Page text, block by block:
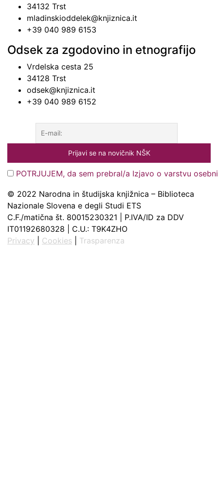
34132 Trst
mladinskioddelek@knjiznica.it
+39 040 989 6153
Odsek za zgodovino in etnografijo
Vrdelska cesta 25
34128 Trst
odsek@knjiznica.it
+39 040 989 6152
POTRJUJEM, da sem prebral/a Izjavo o varstvu
© 2022 Narodna in študijska knjižnica – Biblioteca
Nazionale Slovena e degli Studi ETS
C.F./matična št. 80015230321 | P.IVA/ID za DDV
IT01192680328 | C.U.: T9K4ZHO
Privacy
Cookies Trasparenza